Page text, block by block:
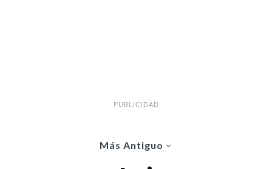
PUBLICIDAD
Más Antiguo